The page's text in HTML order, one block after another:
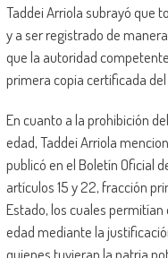
Taddei Arriola subrayó que
y a ser registrado de
que la autoridad
primera copia certificada
En cuanto a la prohibición
edad, Taddei Arriola
publicó en el Boletín Oficial
artículos 15 y 22, fracción
Estado, los cuales
edad mediante la